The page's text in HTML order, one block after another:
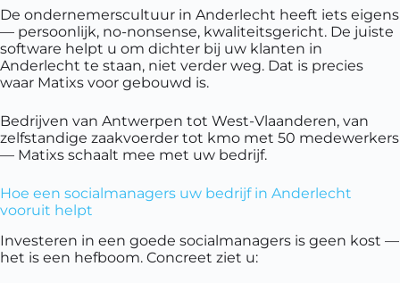
De ondernemerscultuur in Anderlecht heeft iets eigens
— persoonlijk, no-nonsense, kwaliteitsgericht. De juiste
software helpt u om dichter bij uw klanten in
Anderlecht te staan, niet verder weg. Dat is precies
waar Matixs voor gebouwd is.
Bedrijven van Antwerpen tot West-Vlaanderen, van
zelfstandige zaakvoerder tot kmo met 50 medewerkers
— Matixs schaalt mee met uw bedrijf.
Hoe een socialmanagers uw bedrijf in Anderlecht
vooruit helpt
Investeren in een goede socialmanagers is geen kost —
het is een hefboom. Concreet ziet u: